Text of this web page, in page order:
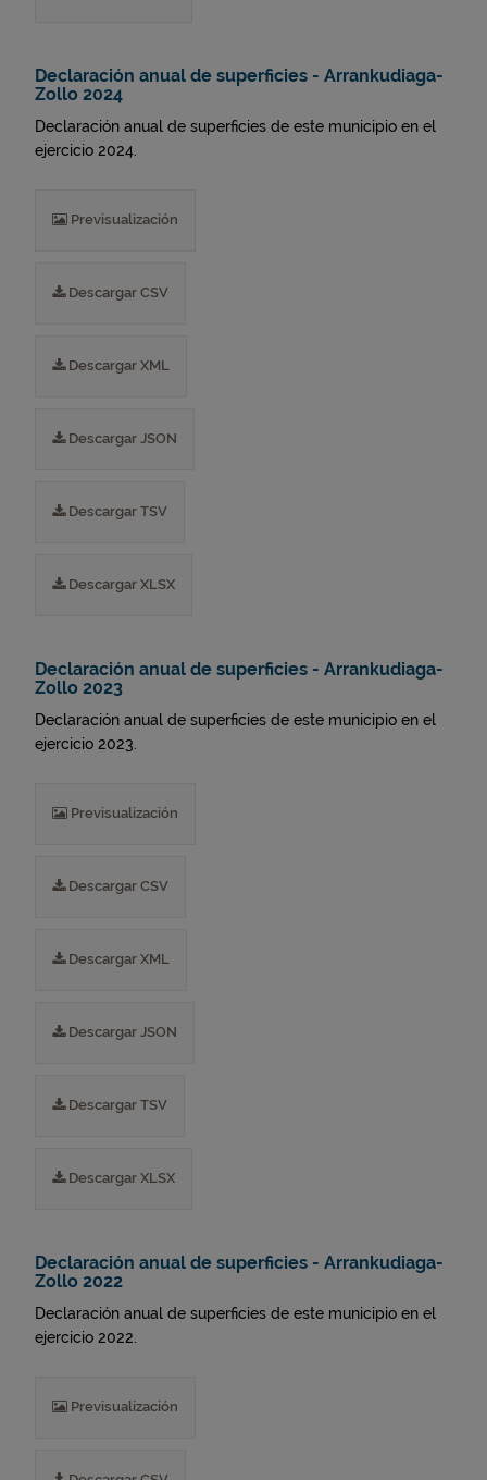
Declaración anual de superficies - Arrankudiaga-
Zollo 2024
Declaración anual de superficies de este municipio en el
ejercicio 2024.
Previsualización
Descargar CSV
Descargar XML
Descargar JSON
Descargar TSV
Descargar XLSX
Declaración anual de superficies - Arrankudiaga-
Zollo 2023
Declaración anual de superficies de este municipio en el
ejercicio 2023.
Previsualización
Descargar CSV
Descargar XML
Descargar JSON
Descargar TSV
Descargar XLSX
Declaración anual de superficies - Arrankudiaga-
Zollo 2022
Declaración anual de superficies de este municipio en el
ejercicio 2022.
Previsualización